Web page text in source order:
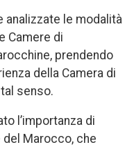
analizzate le modalità
Camere di
prendendo
della Camera di
senso.
l’importanza di
del Marocco, che